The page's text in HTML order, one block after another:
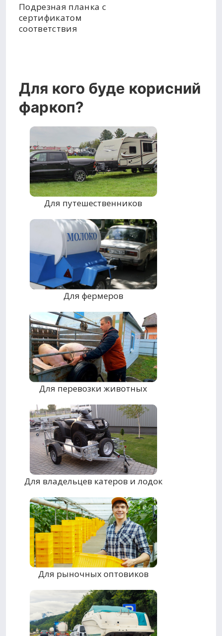
Подрезная планка с
сертификатом
соответствия
Для кого буде корисний
фаркоп?
Для путешественников
Для фермеров
Для перевозки животных
Для владельцев катеров и лодок
Для рыночных оптовиков